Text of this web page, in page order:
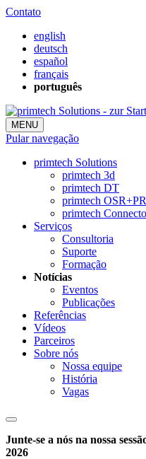
Contato
english
deutsch
español
français
português
MENU
Pular navegação
primtech Solutions
primtech 3d
primtech DT
primtech
primtech
Serviços
Consultoria
Suporte
Formação
Notícias
Eventos
Publicações
Referências
Vídeos
Parceiros
Sobre nós
Nossa equipe
História
Vagas
Junte-se a nós na nossa
2026